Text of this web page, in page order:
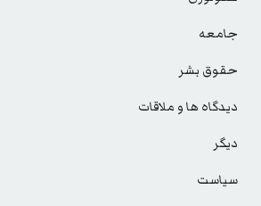
جامعه
حقوق بشر
دیدگاه ها و ملاقات
دیگر
سیاست